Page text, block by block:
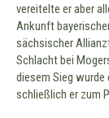
vereitelte er aber
Ankunft
sächsischer
Schlacht bei
diesem Sieg wurde
schließlich er zum